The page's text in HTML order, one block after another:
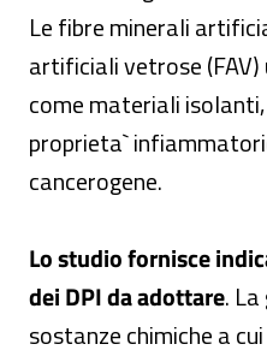
Le fibre minerali
artificiali vetrose
come materiali
proprieta`
cancerogene.
Lo studio fornisce
dei DPI da adottare.
sostanze chimiche a